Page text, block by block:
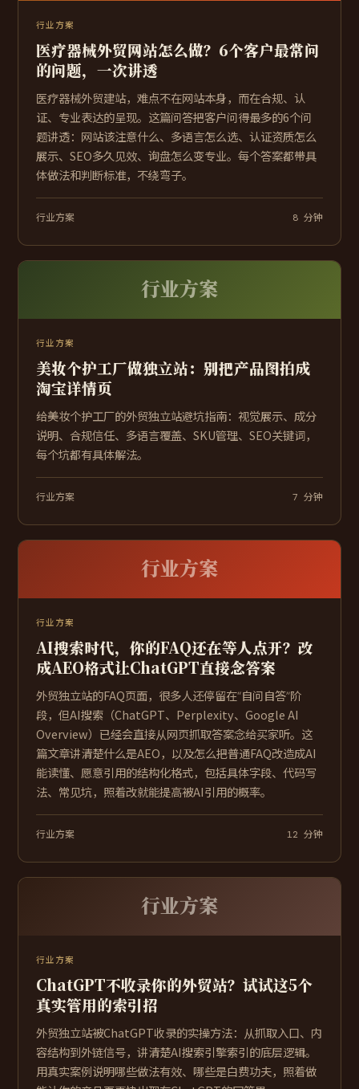
行业方案
医疗器械外贸网站怎么做？6个客户最常问
的问题，一次讲透
医疗器械外贸建站，难点不在网站本身，而在合规、认
证、专业表达的呈现。这篇问答把客户问得最多的6个问
题讲透：网站该注意什么、多语言怎么选、认证资质怎么
展示、SEO多久见效、询盘怎么变专业。每个答案都带具
体做法和判断标准，不绕弯子。
行业方案 8 分钟
行业方案
行业方案
美妆个护工厂做独立站：别把产品图拍成
淘宝详情页
给美妆个护工厂的外贸独立站避坑指南：视觉展示、成分
说明、合规信任、多语言覆盖、SKU管理、SEO关键词，
每个坑都有具体解法。
行业方案 7 分钟
行业方案
行业方案
AI搜索时代，你的FAQ还在等人点开？改
成AEO格式让ChatGPT直接念答案
外贸独立站的FAQ页面，很多人还停留在“自问自答”阶
段，但AI搜索（ChatGPT、Perplexity、Google AI
Overview）已经会直接从网页抓取答案念给买家听。这
篇文章讲清楚什么是AEO，以及怎么把普通FAQ改造成AI
能读懂、愿意引用的结构化格式，包括具体字段、代码写
法、常见坑，照着改就能提高被AI引用的概率。
行业方案 12 分钟
行业方案
行业方案
ChatGPT不收录你的外贸站？试试这5个
真实管用的索引招
外贸独立站被ChatGPT收录的实操方法：从抓取入口、内
容结构到外链信号，讲清楚AI搜索引擎索引的底层逻辑。
用真实案例说明哪些做法有效、哪些是白费功夫，照着做